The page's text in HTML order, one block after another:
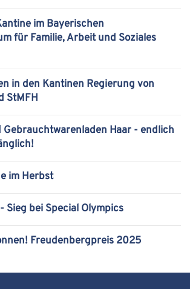
im Bayerischen
für Familie, Arbeit und Soziales
in den Kantinen Regierung von
StMFH
Gebrauchtwarenladen Haar - endlich
im Herbst
Sieg bei Special Olympics
Freudenbergpreis 2025